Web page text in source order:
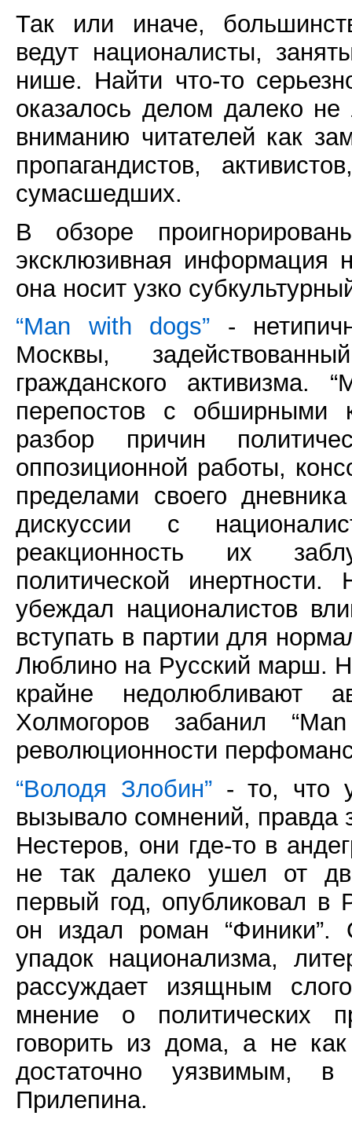
Так или иначе,
ведут националисты,
нише. Найти что-то
оказалось делом далеко не
вниманию читателей как
пропагандистов,
сумасшедших.
В обзоре
эксклюзивная информация
она носит узко
“Man with dogs” -
Москвы,
гражданского активизма.
перепостов с обширными
разбор причин
оппозиционной работы,
пределами своего
дискуссии с
реакционность их
политической
убеждал националистов
вступать в партии для
Люблино на Русский марш.
крайне недолюбливают
Холмогоров забанил
революционности
“Володя Злобин”- то, что у
вызывало сомнений, правда
Нестеров, они где-то в
не так далеко ушел от
первый год, опубликовал в
он издал роман
упадок национализма,
рассуждает изящным
мнение о политических
говорить из дома, а не
достаточно уязвимым,
Прилепина.